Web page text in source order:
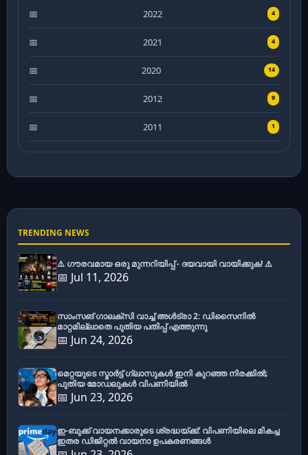
TRENDING NEWS
⚠️ ഗൗരവമായ ഒരു മുന്നറിയിപ്പ് - ദയവായി വായിക്കുക! ⚠️
📅 Jul 11, 2026
സാംസങ് ഗാലക്സി വാച്ച് അൾട്രാ 2: ഡിസൈനിൽ
മാറ്റമില്ലാതെ പുതിയ പതിപ്പ് എത്തുന്നു
📅 Jun 24, 2026
മെറ്റയുടെ സ്മാർട്ട് ഗ്ലാസുകൾ ഇനി കുറഞ്ഞ നിരക്കിൽ;
പുതിയ മോഡലുകൾ വിപണിയിൽ
📅 Jun 23, 2026
ഇ-ബുക്ക് വായനക്കാരുടെ ശ്രദ്ധയ്ക്ക്: വിപണിയിലെ മികച്ച
ഇതര ഡിജിറ്റൽ വായനാ ഉപകരണങ്ങൾ
2022 4
2021 4
2020 14
2012 9
2011 1